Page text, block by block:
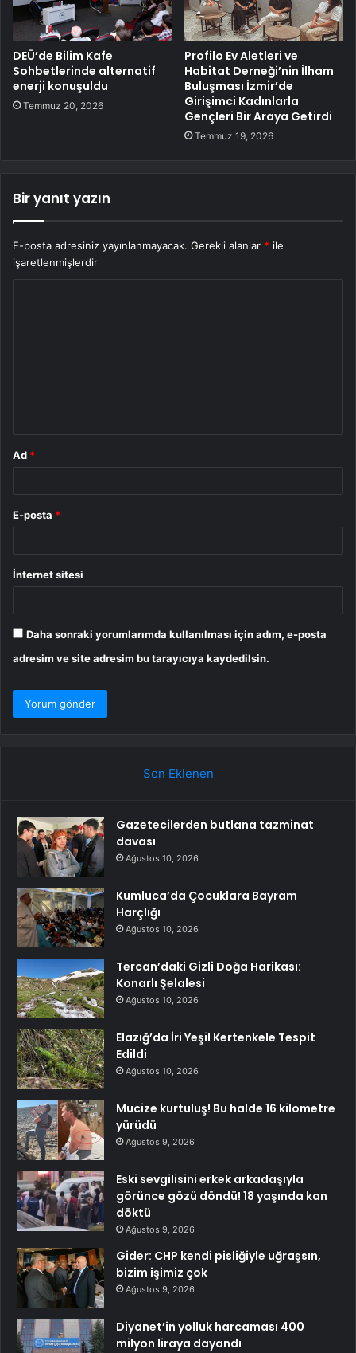
DEÜ’de Bilim Kafe
Sohbetlerinde alternatif
enerji konuşuldu
Temmuz 20, 2026
Profilo Ev Aletleri ve
Habitat Derneği’nin İlham
Buluşması İzmir’de
Girişimci Kadınlarla
Gençleri Bir Araya Getirdi
Temmuz 19, 2026
Bir yanıt yazın
E-posta adresiniz yayınlanmayacak. Gerekli alanlar * ile
işaretlenmişlerdir
Ad *
E-posta *
İnternet sitesi
Daha sonraki yorumlarımda kullanılması için adım, e-posta
adresim ve site adresim bu tarayıcıya kaydedilsin.
Son Eklenen
Gazetecilerden butlana tazminat
davası
Ağustos 10, 2026
Kumluca’da Çocuklara Bayram
Harçlığı
Ağustos 10, 2026
Tercan’daki Gizli Doğa Harikası:
Konarlı Şelalesi
Ağustos 10, 2026
Elazığ’da İri Yeşil Kertenkele Tespit
Edildi
Ağustos 10, 2026
Mucize kurtuluş! Bu halde 16 kilometre
yürüdü
Ağustos 9, 2026
Eski sevgilisini erkek arkadaşıyla
görünce gözü döndü! 18 yaşında kan
döktü
Ağustos 9, 2026
Gider: CHP kendi pisliğiyle uğraşsın,
bizim işimiz çok
Ağustos 9, 2026
Diyanet’in yolluk harcaması 400
milyon liraya dayandı